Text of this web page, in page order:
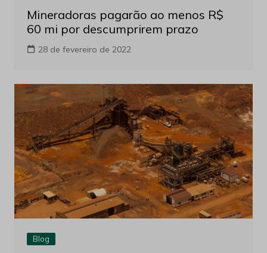
Mineradoras pagarão ao menos R$
60 mi por descumprirem prazo
28 de fevereiro de 2022
Blog